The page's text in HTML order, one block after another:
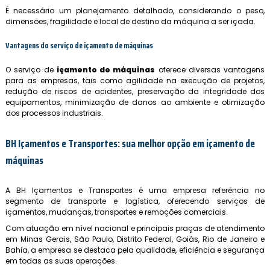
É necessário um planejamento detalhado, considerando o peso,
dimensões, fragilidade e local de destino da máquina a ser içada.
Vantagens do serviço deiçamento de máquinas
O serviço de içamento de máquinas oferece diversas vantagens
para as empresas, tais como agilidade na execução de projetos,
redução de riscos de acidentes, preservação da integridade dos
equipamentos, minimização de danos ao ambiente e otimização
dos processos industriais.
BH Içamentos e Transportes: sua melhor opção emiçamento de
máquinas
A BH Içamentos e Transportes é uma empresa referência no
segmento de transporte e logística, oferecendo serviços de
içamentos, mudanças, transportes e remoções comerciais.
Com atuação em nível nacional e principais praças de atendimento
em Minas Gerais, São Paulo, Distrito Federal, Goiás, Rio de Janeiro e
Bahia, a empresa se destaca pela qualidade, eficiência e segurança
em todas as suas operações.